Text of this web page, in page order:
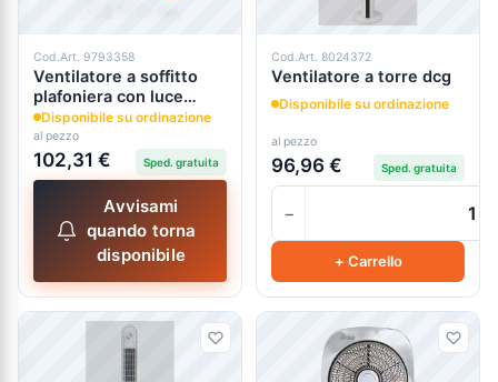
Cod.Art. 9793358
Ventilatore a soffitto
plafoniera con luce
dimmerabile
Disponibile su ordinazione
al pezzo
102,31 € Sped. gratuita
Avvisami
quando torna
disponibile
Cod.Art. 8024372
Ventilatore a torre dcg
Disponibile su ordinazione
al pezzo
96,96 € Sped. gratuita
−
+ Carrello